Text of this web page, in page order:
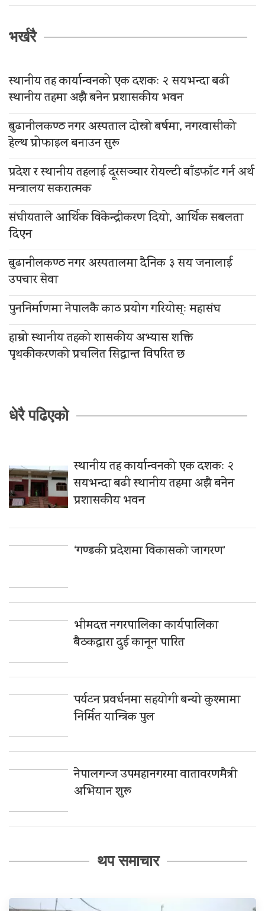
भर्खरै
स्थानीय तह कार्यान्वनको एक दशकः २ सयभन्दा बढी
स्थानीय तहमा अझै बनेन प्रशासकीय भवन
बुढानीलकण्ठ नगर अस्पताल दोस्रो बर्षमा, नगरवासीको
हेल्थ प्रोफाइल बनाउन सुरू
प्रदेश र स्थानीय तहलाई दूरसञ्चार रोयल्टी बाँडफाँट गर्न अर्थ
मन्त्रालय सकरात्मक
संघीयताले आर्थिक विकेन्द्रीकरण दियो, आर्थिक सबलता
दिएन
बुढानीलकण्ठ नगर अस्पतालमा दैनिक ३ सय जनालाई
उपचार सेवा
पुननिर्माणमा नेपालकै काठ प्रयोग गरियोस्ः महासंघ
हाम्रो स्थानीय तहको शासकीय अभ्यास शक्ति
पृथकीकरणको प्रचलित सिद्धान्त विपरित छ
धेरै पढिएको
स्थानीय तह कार्यान्वनको एक दशकः २
सयभन्दा बढी स्थानीय तहमा अझै बनेन
प्रशासकीय भवन
‘गण्डकी प्रदेशमा विकासको जागरण’
भीमदत्त नगरपालिका कार्यपालिका
बैठकद्वारा दुई कानून पारित
पर्यटन प्रवर्धनमा सहयोगी बन्यो कुश्मामा
निर्मित यान्त्रिक पुल
नेपालगन्ज उपमहानगरमा वातावरणमैत्री
अभियान शुरू
थप समाचार